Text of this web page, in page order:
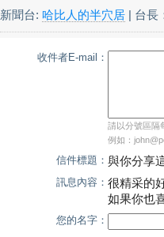
新聞台: 哈比人的半穴居 | 台長
收件者E-mail：
請以分號區隔
例如：
信件標題： 與你分享
訊息內容： 很精采的
如果你也
您的名字：